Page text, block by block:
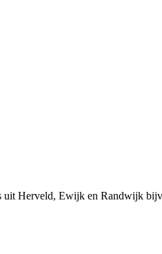
uit Herveld, Ewijk en Randwijk